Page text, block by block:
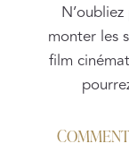
monter les
film